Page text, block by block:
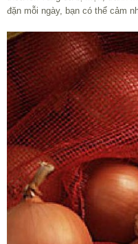
đặn mỗi ngày, bạn có thể cảm